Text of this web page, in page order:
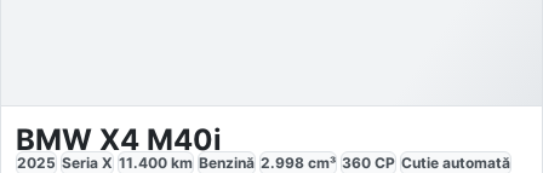
BMW X4 M40i
2025 Seria X 11.400 km Benzină 2.998 cm³ 360 CP Cutie automată